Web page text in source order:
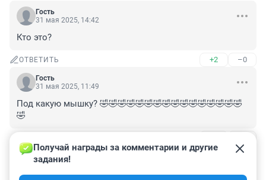
Гость
31 мая 2025, 14:42
Кто это?
ОТВЕТИТЬ +2 –0
Гость
31 мая 2025, 11:49
Под какую мышку? 🤣🤣🤣🤣🤣🤣🤣🤣🤣🤣🤣🤣🤣🤣🤣🤣
🤣
Гость
Получай награды за комментарии и другие
задания!